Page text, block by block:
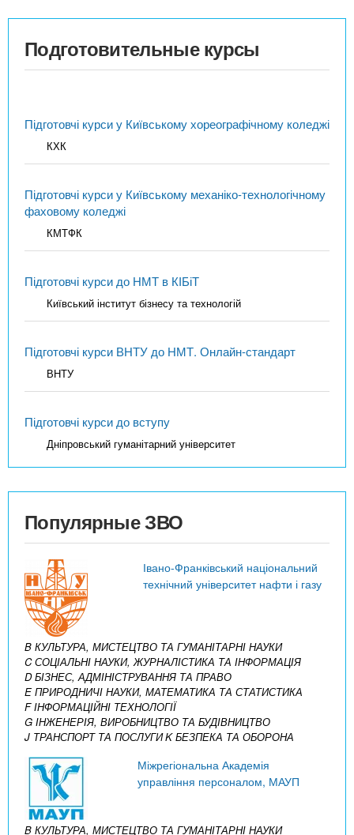
Подготовительные курсы
Підготовчі курси у Київському хореографічному коледжі
КХК
Підготовчі курси у Київському механіко-технологічному
фаховому коледжі
КМТФК
Підготовчі курси до НМТ в КІБіТ
Київський інститут бізнесу та технологій
Підготовчі курси ВНТУ до НМТ. Онлайн-стандарт
ВНТУ
Підготовчі курси до вступу
Дніпровський гуманітарний університет
Популярные ЗВО
Івано-Франківський національний
технічний університет нафти і газу
B КУЛЬТУРА, МИСТЕЦТВО ТА ГУМАНІТАРНІ НАУКИ
C СОЦІАЛЬНІ НАУКИ, ЖУРНАЛІСТИКА ТА ІНФОРМАЦІЯ
D БІЗНЕС, АДМІНІСТРУВАННЯ ТА ПРАВО
E ПРИРОДНИЧІ НАУКИ, МАТЕМАТИКА ТА СТАТИСТИКА
F ІНФОРМАЦІЙНІ ТЕХНОЛОГІЇ
G ІНЖЕНЕРІЯ, ВИРОБНИЦТВО ТА БУДІВНИЦТВО
J ТРАНСПОРТ ТА ПОСЛУГИK БЕЗПЕКА ТА ОБОРОНА
Міжрегіональна Академія
управління персоналом, МАУП
B КУЛЬТУРА, МИСТЕЦТВО ТА ГУМАНІТАРНІ НАУКИ